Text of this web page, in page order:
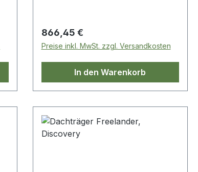
Regulärer Preis:
866,45 €
Preise inkl. MwSt. zzgl. Versandkosten
In den Warenkorb